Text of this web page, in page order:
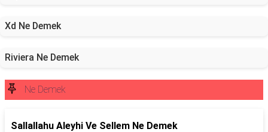
Xd Ne Demek
Riviera Ne Demek
Ne Demek
Sallallahu Aleyhi Ve Sellem Ne Demek